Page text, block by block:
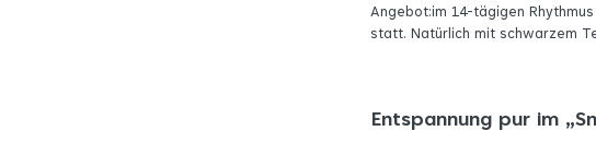
Angebot:im 14-tägigen
statt. Natürlich mit schwarzem
Entspannung pur im